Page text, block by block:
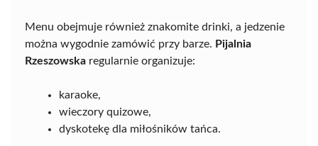
Menu obejmuje również znakomite drinki, a jedzenie
można wygodnie zamówić przy barze. Pijalnia
Rzeszowska regularnie organizuje:
karaoke,
wieczory quizowe,
dyskotekę dla miłośników tańca.